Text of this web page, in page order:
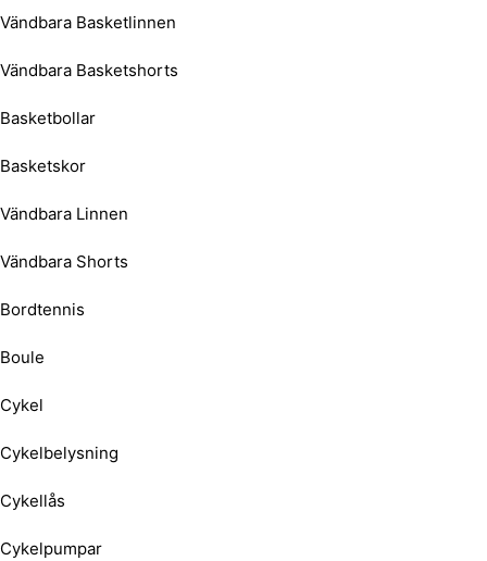
Vändbara Basketlinnen
Vändbara Basketshorts
Basketbollar
Basketskor
Vändbara Linnen
Vändbara Shorts
Bordtennis
Boule
Cykel
Cykelbelysning
Cykellås
Cykelpumpar